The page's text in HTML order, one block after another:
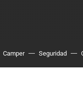
Camper Seguridad